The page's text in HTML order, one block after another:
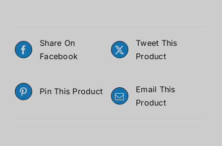
Share On
Facebook
Tweet This
Product
Pin This Product
Email This
Product